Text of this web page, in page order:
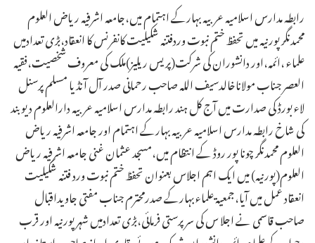
رابطہ مدارس اسلامیہ عربیہ بہارکے اہتمام میں،جامعہ اشرفیہ ریاض العلوم
محمدنگرپورنیہ میں تحفظ ختم نبوت وردفتنہ شکیلیت کانفرنس کا انعقاد،بڑی تعدادمیں
علماء ،ائمہ،اور دانشوران کی شرکت(پریس ریلیز)ملک کی معروف شخصیت،فقیہ
العصر جناب مولاناخالدسیف اللہ صاحب رحمانی صدر آل آنڈیا مسلم پرسنل
لاء بورڈ کی صدارت میں آج کل ہند رابطہ مدارس اسلامیہ عربیہ دارالعلوم دیوبند
کی شاخ رابطہ مدارس اسلامیہ عربیہ بہارکے اہتمام اور جامعہ اشرفیہ ریاض
العلوم محمدنگر چونا پور روڈ کے انتظام میں،مسجد عثمان غنی جامعہ اشرفیہ ریاض
العلوم(پورنیہ) میں ایک اہم اجلاس بعنوان تحفظ ختم نبوت ورد فتنہ شکیلیت
انعقاد عمل میں آیا،جمعیۃ علماء بہارکے صدرمحترم جناب مفتی جاویداقبال
صاحب قاسمی نے اجلا س کی سرپرستی فرمائی،بڑی تعدادمیں شہرپورنیہ اور قرب